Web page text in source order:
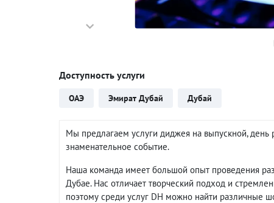
Доступность услуги
ОАЭ Эмират Дубай Дубай
Мы предлагаем услуги диджея на выпускной, день
знаменательное событие.
Наша команда имеет большой опыт проведения
Дубае. Нас отличает творческий подход и
поэтому среди услуг DH можно найти различные